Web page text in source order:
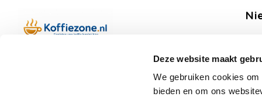
Deze website maakt
We gebruiken cookies
bieden en om ons
Op werkdagen telefonisch bereikbaar